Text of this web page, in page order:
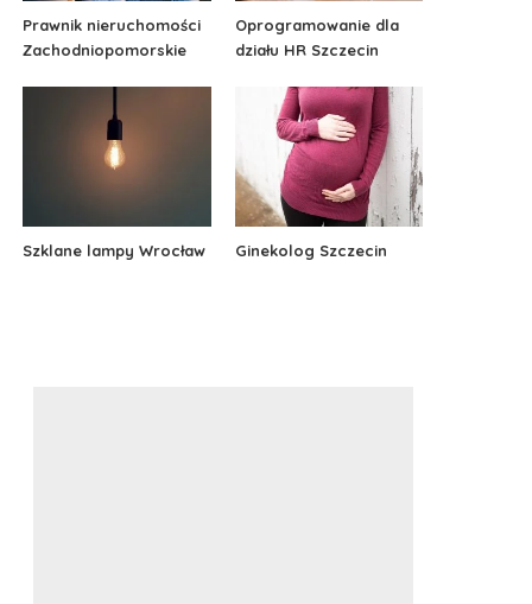
Prawnik nieruchomości
Zachodniopomorskie
Oprogramowanie dla
działu HR Szczecin
Szklane lampy Wrocław Ginekolog Szczecin